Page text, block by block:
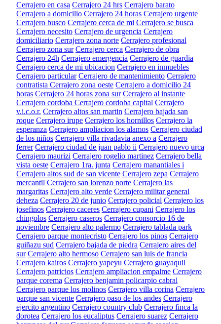
Cerrajero en casa Cerrajero 24 hrs Cerrajero barato
Cerrajero a domicilio Cerrajero 24 horas Cerrajero urgente
Cerrajero busco Cerrajero cerca de mi Cerrajero se busca
Cerrajero necesito Cerrajero de urgencia Cerrajero
domiciliario Cerrajero zona norte Cerrajero profesional
Cerrajero zona sur Cerrajero cerca Cerrajero de obra
Cerrajero 24h Cerrajero emergencia Cerrajero de guardia
Cerrajero cerca de mi ubicacion Cerrajero en inmuebles
Cerrajero particular Cerrajero de mantenimiento Cerrajero
contratista Cerrajero zona oeste Cerrajero a domicilio 24
horas Cerrajero 24 horas zona sur Cerrajero al instante
Cerrajero cordoba Cerrajero cordoba capital Cerrajero
v.i.c.o.r. Cerrajero altos san martin Cerrajero bajada san
roque Cerrajero irupe Cerrajero los hornillos Cerrajero la
esperanza Cerrajero ampliacion los alamos Cerrajero ciudad
de los niños Cerrajero villa rivadavia anexo a Cerrajero
ferrer Cerrajero ciudad de juan pablo ii Cerrajero nuevo urca
Cerrajero maurizi Cerrajero rogelio martinez Cerrajero bella
vista oeste Cerrajero 1ra. junta Cerrajero manantiales i
Cerrajero altos sud de san vicente Cerrajero zepa Cerrajero
mercantil Cerrajero san lorenzo norte Cerrajero las
margaritas Cerrajero alto verde Cerrajero militar general
deheza Cerrajero 20 de junio Cerrajero policial Cerrajero los
josefinos Cerrajero caceres Cerrajero cupani Cerrajero los
chingolos Cerrajero caseros Cerrajero consorcio 16 de
noviembre Cerrajero alto palermo Cerrajero tablada park
Cerrajero parque montecristo Cerrajero los pinos Cerrajero
guiñazu sud Cerrajero bajada de piedra Cerrajero aires del
sur Cerrajero alto hermoso Cerrajero san luis de francia
Cerrajero kairos Cerrajero yapeyu Cerrajero guayaquil
Cerrajero patricios Cerrajero ampliacion empalme Cerrajero
parque corema Cerrajero benjamin policarpio cabral
Cerrajero parque los molinos Cerrajero villa corina Cerrajero
parque san vicente Cerrajero paso de los andes Cerrajero
ejercito argentino Cerrajero country club Cerrajero finca la
dorotea Cerrajero los eucaliptus Cerrajero suarez Cerrajero